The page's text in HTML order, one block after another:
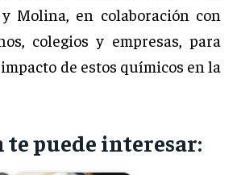
Molina, en colaboración con
colegios y empresas, para
de estos químicos en la
te puede interesar: